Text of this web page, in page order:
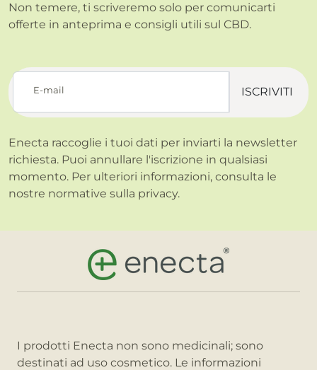
Non temere, ti scriveremo solo per comunicarti
offerte in anteprima e consigli utili sul CBD.
E-mail ISCRIVITI
Enecta raccoglie i tuoi dati per inviarti la newsletter
richiesta. Puoi annullare l'iscrizione in qualsiasi
momento. Per ulteriori informazioni, consulta le
nostre normative sulla privacy.
I prodotti Enecta non sono medicinali; sono
destinati ad uso cosmetico. Le informazioni